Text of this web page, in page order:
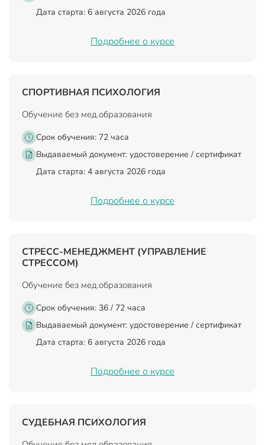
Дата старта: 6 августа 2026 года
Подробнее о курсе
СПОРТИВНАЯ ПСИХОЛОГИЯ
Обучение без мед.образования
Срок обучения: 72 часа
Выдаваемый документ: удостоверение / сертификат
Дата старта: 4 августа 2026 года
Подробнее о курсе
СТРЕСС-МЕНЕДЖМЕНТ (УПРАВЛЕНИЕ
СТРЕССОМ)
Обучение без мед.образования
Срок обучения: 36 / 72 часа
Выдаваемый документ: удостоверение / сертификат
Дата старта: 6 августа 2026 года
Подробнее о курсе
СУДЕБНАЯ ПСИХОЛОГИЯ